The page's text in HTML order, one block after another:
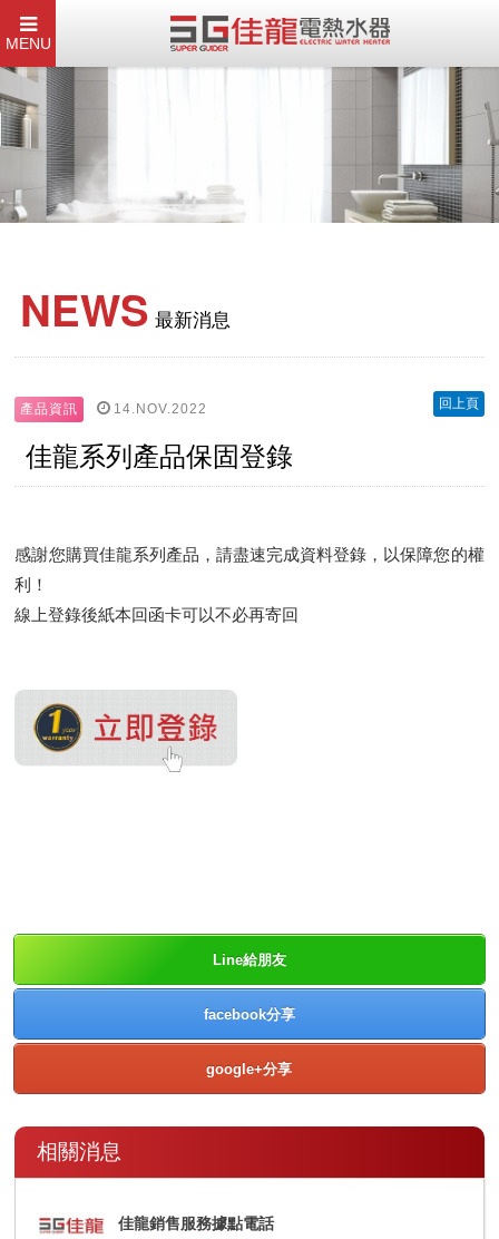
MENU
NEWS 最新消息
回上頁
產品資訊 14.NOV.2022
佳龍系列產品保固登錄
感謝您購買佳龍系列產品，請盡速完成資料登錄，以保障您的權
利！
線上登錄後紙本回函卡可以不必再寄回
Line給朋友
facebook分享
google+分享
相關消息
佳龍銷售服務據點電話